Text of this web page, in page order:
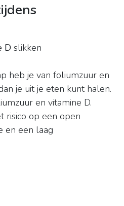
D slikken
heb je van foliumzuur en
je uit je eten kunt halen.
en vitamine D.
risico op een open
en een laag